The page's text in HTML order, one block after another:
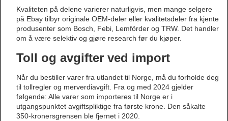
Kvaliteten på delene varierer naturligvis, men mange selgere
på Ebay tilbyr originale OEM-deler eller kvalitetsdeler fra kjente
produsenter som Bosch, Febi, Lemförder og TRW. Det handler
om å være selektiv og gjøre research før du kjøper.
Toll og avgifter ved import
Når du bestiller varer fra utlandet til Norge, må du forholde deg
til tollregler og merverdiavgift. Fra og med 2024 gjelder
følgende: Alle varer som importeres til Norge er i
utgangspunktet avgiftspliktige fra første krone. Den såkalte
350-kronersgrensen ble fjernet i 2020.